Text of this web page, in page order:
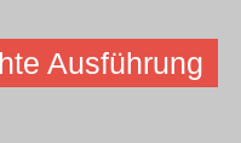
Ausführung